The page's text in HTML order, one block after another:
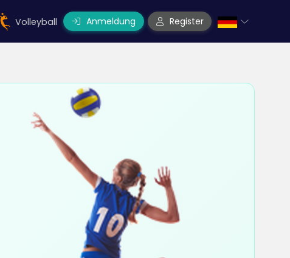
Volleyball Anmeldung Register